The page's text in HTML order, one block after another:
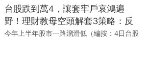
的金融界人士這麼說。
台股跌到萬4，讓套牢戶哀鴻遍
野！理財教母空頭解套3策略：反
向ETF對沖風險這3款表現不錯
今年上半年股市一路溜滑低（編按：4日台股